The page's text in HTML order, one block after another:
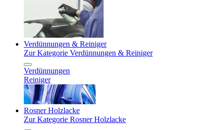
Verdünnungen & Reiniger
Zur Kategorie Verdünnungen & Reiniger
Verdünnungen
Reiniger
Rosner Holzlacke
Zur Kategorie Rosner Holzlacke